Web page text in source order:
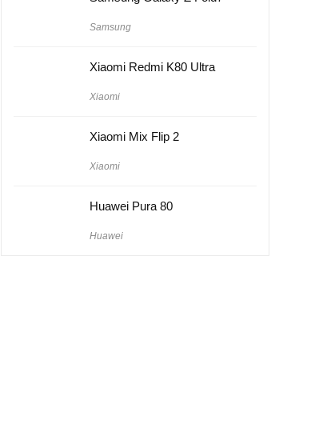
Samsung
Xiaomi Redmi K80 Ultra
Xiaomi
Xiaomi Mix Flip 2
Xiaomi
Huawei Pura 80
Huawei